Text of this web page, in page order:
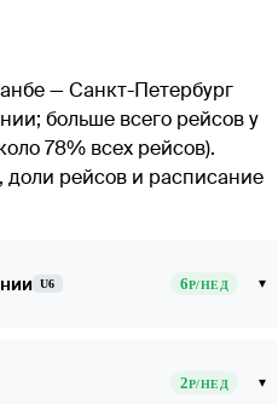
— Санкт-Петербург
; больше всего рейсов у
78% всех рейсов).
доли рейсов и расписание
U6 6Р/НЕД ▾
2Р/НЕД ▾